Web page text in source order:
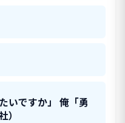
いですか」 俺「勇